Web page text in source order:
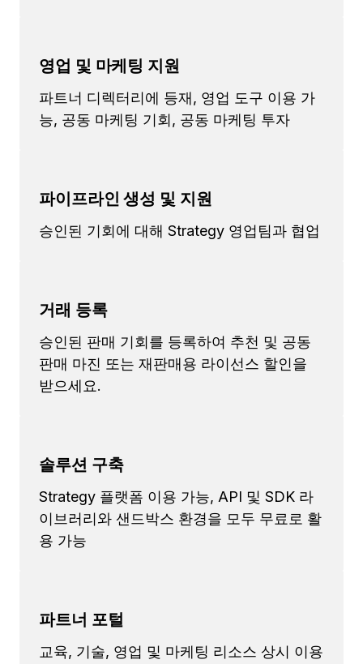
영업 및 마케팅 지원
파트너 디렉터리에 등재, 영업 도구 이용 가
능, 공동 마케팅 기회, 공동 마케팅 투자
파이프라인 생성 및 지원
승인된 기회에 대해 Strategy 영업팀과 협업
거래 등록
승인된 판매 기회를 등록하여 추천 및 공동
판매 마진 또는 재판매용 라이선스 할인을
받으세요.
솔루션 구축
Strategy 플랫폼 이용 가능, API 및 SDK 라
이브러리와 샌드박스 환경을 모두 무료로 활
용 가능
파트너 포털
교육, 기술, 영업 및 마케팅 리소스 상시 이용